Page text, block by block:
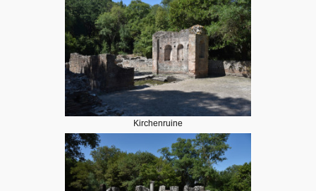
Kirchenruine